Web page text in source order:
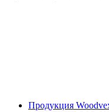
Продукция